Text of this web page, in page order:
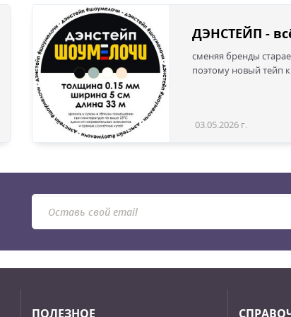
ДЭНСТЕЙП -
сменяя бренды
поэтому новый тейп
03.05.2026 г.
ПОЛЕЗНОЕ